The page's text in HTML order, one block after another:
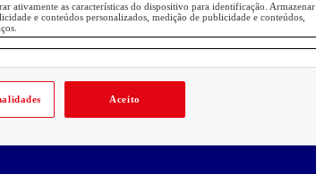
ativamente as características do dispositivo para identificação. Armazenar
e conteúdos personalizados, medição de publicidade e conteúdos,
Aceito